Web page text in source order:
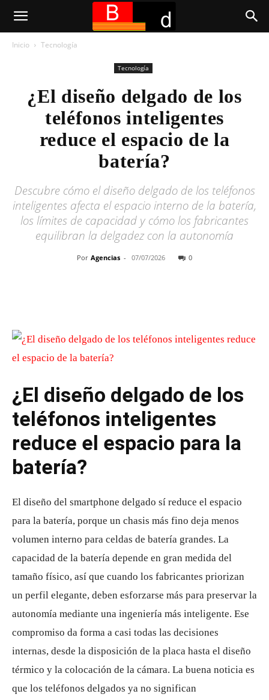
Inicio Tecnología
Tecnología
¿El diseño delgado de los
teléfonos inteligentes
reduce el espacio de la
batería?
Descubre cómo el diseño delgado de los teléfonos
inteligentes afecta el espacio interno de la batería,
los límites de capacidad y cómo los fabricantes
equilibran la delgadez con la autonomía
Por Agencias - 07/07/2026 0
¿El diseño delgado de los
teléfonos inteligentes
reduce el espacio para la
batería?
El diseño del smartphone delgado sí reduce el espacio
para la batería, porque un chasis más fino deja menos
volumen interno para celdas de batería grandes. La
capacidad de la batería depende en gran medida del
tamaño físico, así que cuando los fabricantes priorizan
un perfil elegante, deben esforzarse más para preservar la
autonomía mediante una ingeniería más inteligente. Ese
compromiso da forma a casi todas las decisiones
internas, desde la disposición de la placa hasta el diseño
térmico y la colocación de la cámara. La buena noticia es
que los teléfonos delgados ya no significan